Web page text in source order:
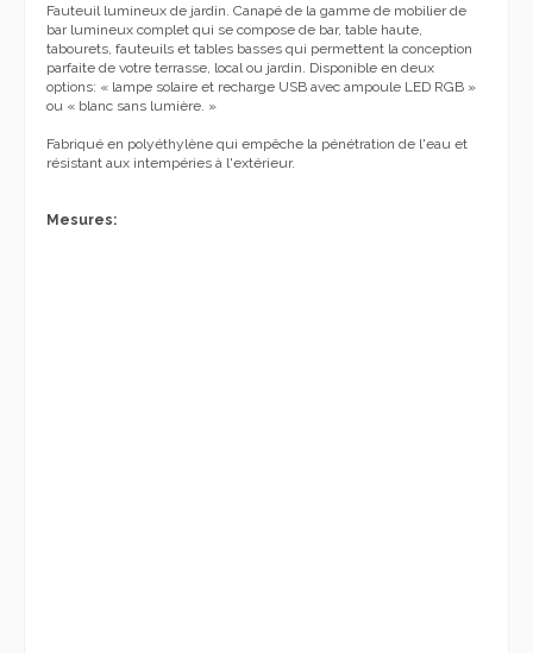
Fauteuil lumineux de jardin. Canapé de la gamme de mobilier de
barlumineux complet qui se compose de bar, table haute,
tabourets, fauteuils et tables basses qui permettent la conception
parfaite de votre terrasse , local ou jardin. Disponible en deux
options: « lampe solaire et recharge USB avec ampoule LED RGB »
ou « blanc sans lumière. »
Fabriqué en polyéthylène qui empêche la pénétration de l'eau et
résistant aux intempéries à l'extérieur.
Mesures: